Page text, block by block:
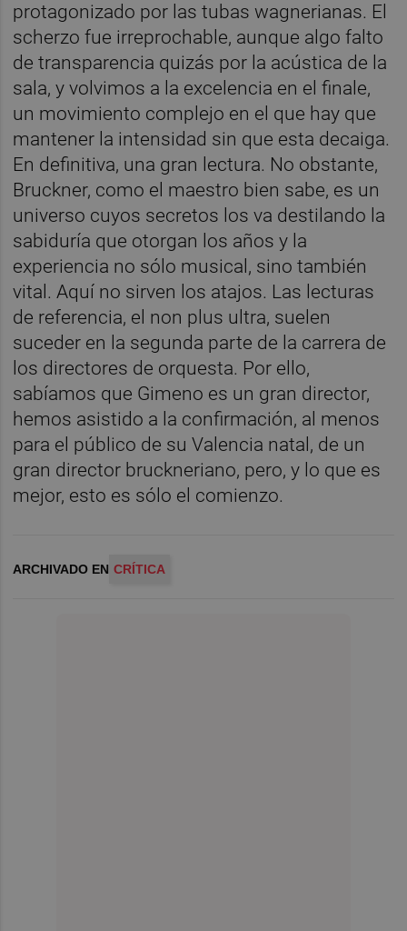
protagonizado por las tubas wagnerianas. El
scherzo fue irreprochable, aunque algo falto
de transparencia quizás por la acústica de la
sala, y volvimos a la excelencia en el finale,
un movimiento complejo en el que hay que
mantener la intensidad sin que esta decaiga.
En definitiva, una gran lectura. No obstante,
Bruckner, como el maestro bien sabe, es un
universo cuyos secretos los va destilando la
sabiduría que otorgan los años y la
experiencia no sólo musical, sino también
vital. Aquí no sirven los atajos. Las lecturas
de referencia, el non plus ultra, suelen
suceder en la segunda parte de la carrera de
los directores de orquesta. Por ello,
sabíamos que Gimeno es un gran director,
hemos asistido a la confirmación, al menos
para el público de su Valencia natal, de un
gran director bruckneriano, pero, y lo que es
mejor, esto es sólo el comienzo.
ARCHIVADO EN CRÍTICA